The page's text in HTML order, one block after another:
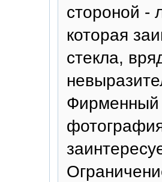
стороной -
которая
стекла,
Фирменный